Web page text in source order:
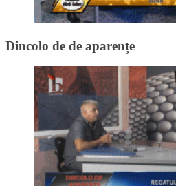
Dincolo de de aparențe